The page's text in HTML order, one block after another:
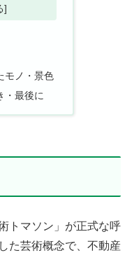
モノ・景色
・最後に
トマソン」が正式な呼
た芸術概念で、不動産